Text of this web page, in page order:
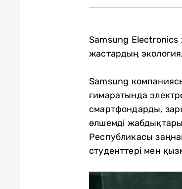
Samsung Electronics
жастардың
Samsung
ғимаратында
смартфондарды,
өлшемді
Республикасы
студенттері мен